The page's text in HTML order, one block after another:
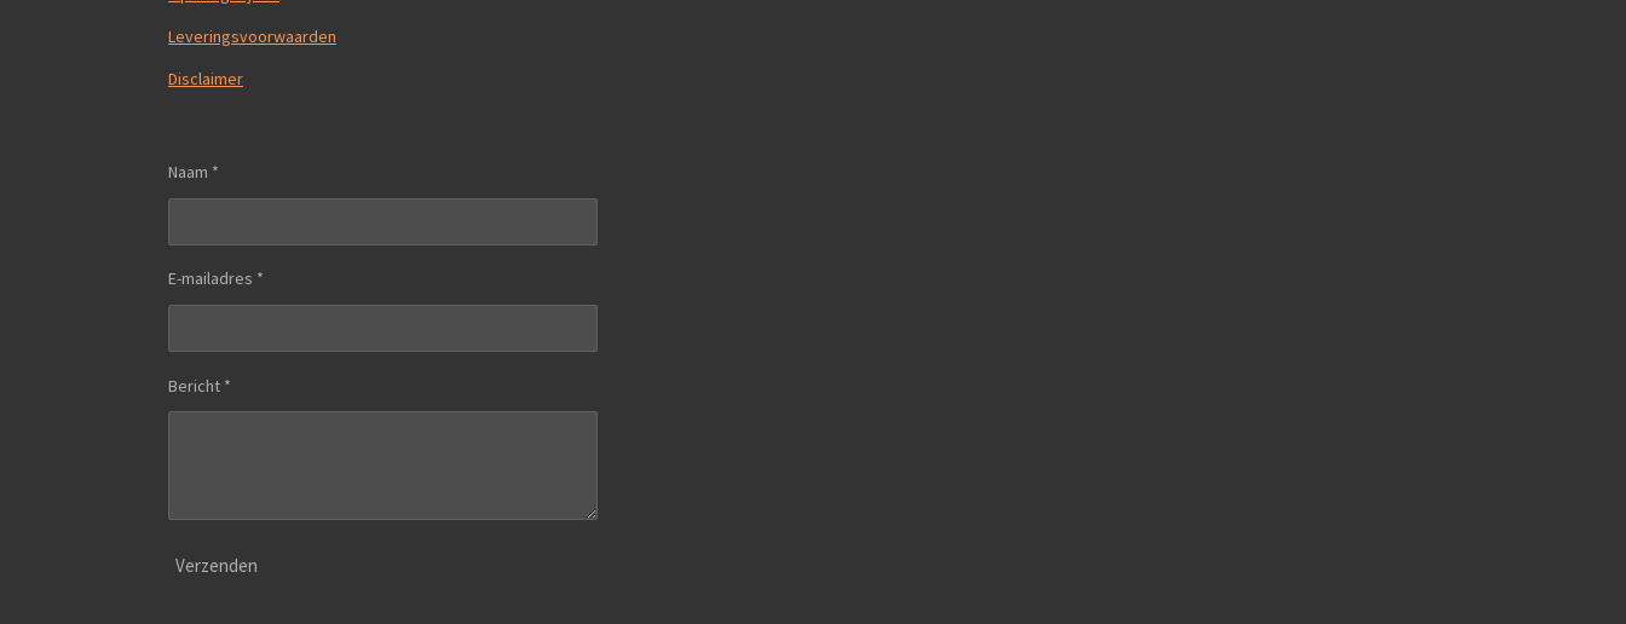
Leveringsvoorwaarden
Disclaimer
Naam *
E-mailadres *
Bericht *
Verzenden